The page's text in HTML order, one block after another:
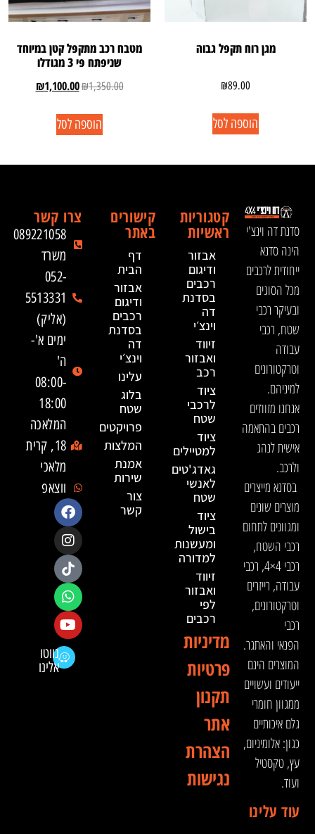
מגן רוח תקפל גבוה
₪89.00
הוספה לסל
מטבח רכב מתקפל קטן במיוחד
שניפתח פי 3 מגודלו
₪1,350.00
₪1,100.00
הוספה לסל
סדנת דה וינצ'י
הינה סדנא
ייחודית לרכבים
מכל הסוגים
ובעיקר רכבי
שטח, רכבי
עבודה
וטרקטורונים
למיניהם.
אנחנו מזוודים
רכבים בהתאמה
אישית לנהג
ולרכב.
בסדנא מייצרים
מוצרים שונים
ומגוונים לתחום
רכבי השטח,
רכבי 4×4, רכבי
עבודה, רייזרים
וטרקטורונים,
רכבי
הפנאי והאתגר.
המוצרים הינם
ייעודים ועשויים
ממגוון חומרי
גלם איכותיים
כגון: אלומיניום,
עץ, טקסטיל
ועוד.
עוד עלינו
קטגוריות
ראשיות
אבזור
ודיגום
רכבים
בסדנת
דה
וינצ׳י
זיווד
ואבזור
רכב
ציוד
לרכבי
שטח
ציוד
למטיילים
גאדג'טים
לאנשי
שטח
ציוד
בישול
ומעשנות
למדורה
זיווד
ואבזור
לפי
רכבים
מדיניות
פרטיות
תקנון
אתר
הצהרת
נגישות
קישורים
באתר
דף
הבית
אבזור
ודיגום
רכבים
בסדנת
דה
וינצ׳י
עלינו
בלוג
שטח
פרויקטים
המלצות
אמנת
שירות
צור
קשר
צרו קשר
089221058
משרד
052-
5513331
(אליק)
ימים א'-
ה'
08:00-
18:00
המלאכה
18, קרית
מלאכי
ווצאפ
נווטו
אלינו